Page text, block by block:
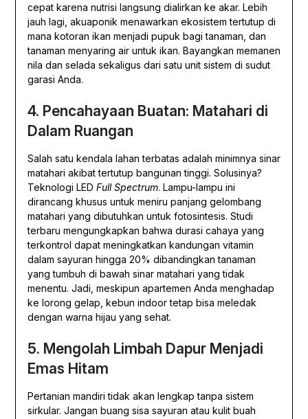
cepat karena nutrisi langsung dialirkan ke akar. Lebih
jauh lagi, akuaponik menawarkan ekosistem tertutup di
mana kotoran ikan menjadi pupuk bagi tanaman, dan
tanaman menyaring air untuk ikan. Bayangkan memanen
nila dan selada sekaligus dari satu unit sistem di sudut
garasi Anda.
4. Pencahayaan Buatan: Matahari di
Dalam Ruangan
Salah satu kendala lahan terbatas adalah minimnya sinar
matahari akibat tertutup bangunan tinggi. Solusinya?
Teknologi LED Full Spectrum. Lampu-lampu ini
dirancang khusus untuk meniru panjang gelombang
matahari yang dibutuhkan untuk fotosintesis. Studi
terbaru mengungkapkan bahwa durasi cahaya yang
terkontrol dapat meningkatkan kandungan vitamin
dalam sayuran hingga 20% dibandingkan tanaman
yang tumbuh di bawah sinar matahari yang tidak
menentu. Jadi, meskipun apartemen Anda menghadap
ke lorong gelap, kebun indoor tetap bisa meledak
dengan warna hijau yang sehat.
5. Mengolah Limbah Dapur Menjadi
Emas Hitam
Pertanian mandiri tidak akan lengkap tanpa sistem
sirkular. Jangan buang sisa sayuran atau kulit buah